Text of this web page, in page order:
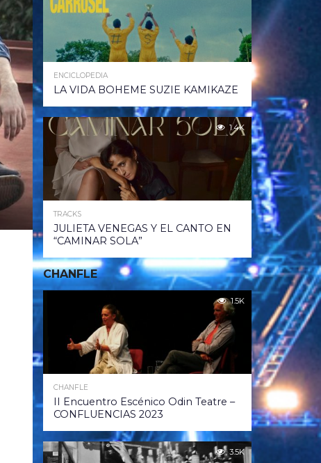
ENCICLOPEDIA
LA VIDA BOHEME SUZIE KAMIKAZE
1.4K
TRACKS
JULIETA VENEGAS Y EL CANTO EN
“CAMINAR SOLA”
CHANFLE
1.5K
CHANFLE
II Encuentro Escénico Odin Teatre –
CONFLUENCIAS 2023
3.5K